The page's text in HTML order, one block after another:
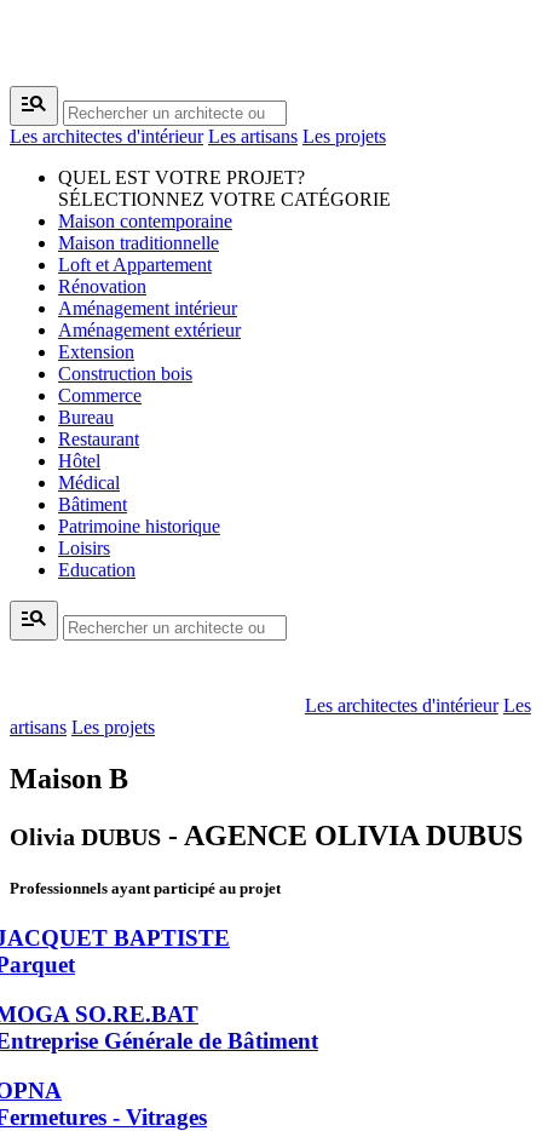
manage_search
Les architectes d'intérieur Les artisans Les projets
QUEL EST VOTRE PROJET?
SÉLECTIONNEZ VOTRE CATÉGORIE
Maison contemporaine
Maison traditionnelle
Loft et Appartement
Rénovation
Aménagement intérieur
Aménagement extérieur
Extension
Construction bois
Commerce
Bureau
Restaurant
Hôtel
Médical
Bâtiment
Patrimoine historique
Loisirs
Education
manage_search
Les architectes d'intérieur Les
artisans Les projets
Maison B
Olivia DUBUS - AGENCE OLIVIA DUBUS
Professionnels ayant participé au projet
BAPTISTE
SO.RE.BAT
Générale de Bâtiment
- Vitrages